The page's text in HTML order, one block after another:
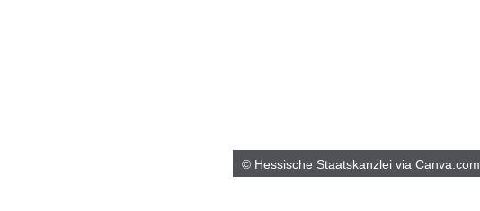
© Hessische Staatskanzlei via Canva.com